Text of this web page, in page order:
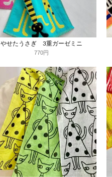
やせたうさぎ 3重ガーゼミニ
770円